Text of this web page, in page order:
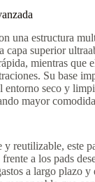
una estructura
capa superior
mientras que
Su base
entorno seco y
mayor
reutilizable, este
a los pads
a largo plazo